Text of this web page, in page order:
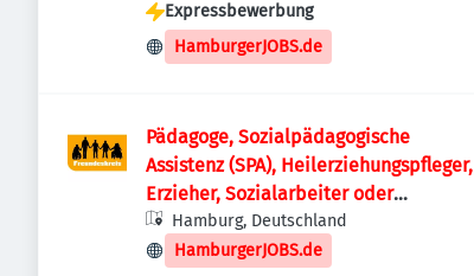
Deutschland
Expressbewerbung
HamburgerJOBS.de
Pädagoge, Sozialpädagogische
Assistenz (SPA), Heilerziehungspfleger,
Erzieher, Sozialarbeiter oder
Sozialpädagoge (m/w/d)
Hamburg, Deutschland
HamburgerJOBS.de